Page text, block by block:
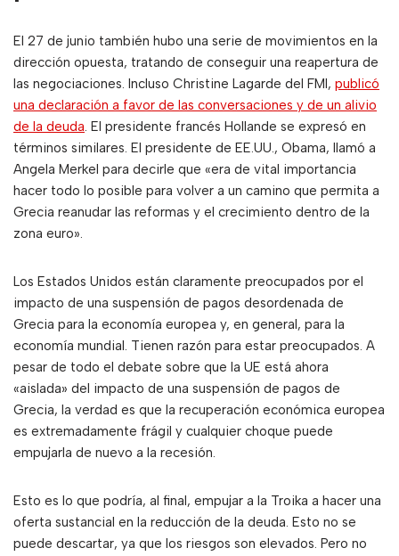
El 27 de junio también hubo una serie de movimientos en la
dirección opuesta, tratando de conseguir una reapertura de
las negociaciones. Incluso Christine Lagarde del FMI, publicó
una declaración a favor de las conversaciones y de un alivio
de la deuda. El presidente francés Hollande se expresó en
términos similares. El presidente de EE.UU., Obama, llamó a
Angela Merkel para decirle que «era de vital importancia
hacer todo lo posible para volver a un camino que permita a
Grecia reanudar las reformas y el crecimiento dentro de la
zona euro».
Los Estados Unidos están claramente preocupados por el
impacto de una suspensión de pagos desordenada de
Grecia para la economía europea y, en general, para la
economía mundial. Tienen razón para estar preocupados. A
pesar de todo el debate sobre que la UE está ahora
«aislada» del impacto de una suspensión de pagos de
Grecia, la verdad es que la recuperación económica europea
es extremadamente frágil y cualquier choque puede
empujarla de nuevo a la recesión.
Esto es lo que podría, al final, empujar a la Troika a hacer una
oferta sustancial en la reducción de la deuda. Esto no se
puede descartar, ya que los riesgos son elevados. Pero no